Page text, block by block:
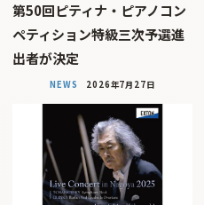
第50回ピティナ・ピアノコン
ペティション特級三次予選進
出者が決定
NEWS 2026年7月27日